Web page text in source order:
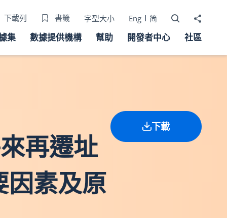
下載列 書籤 字型大小 Eng 简 打開搜尋器
分享至
集 數據提供機構 幫助 開發者中心 社區
再遷址
因素及原
下載